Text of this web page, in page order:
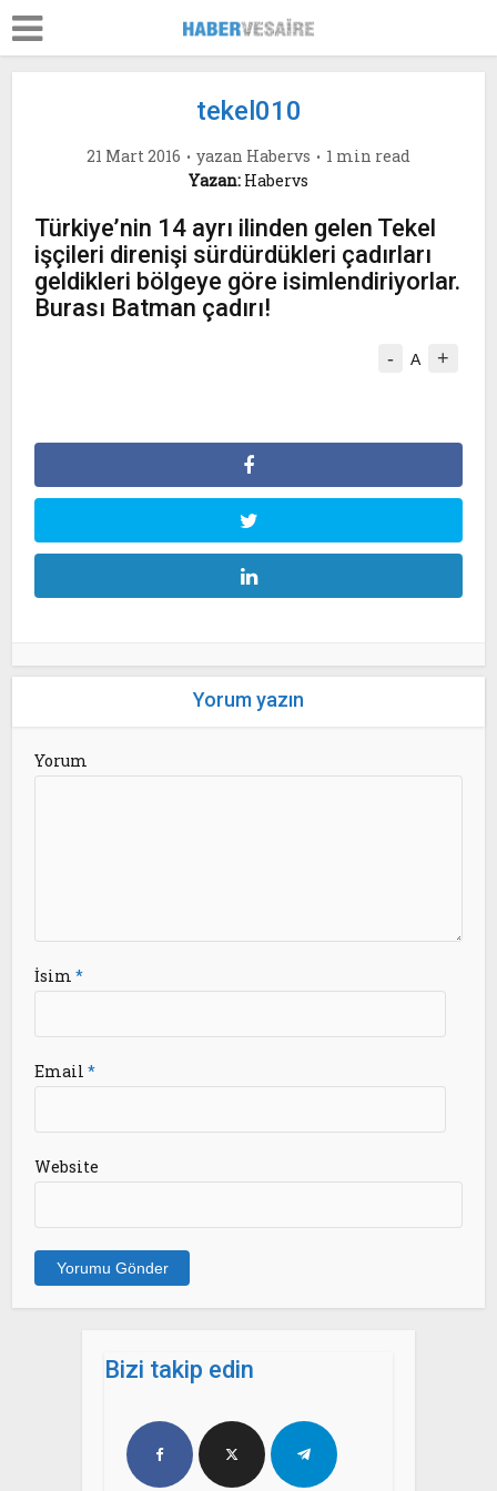
tekel010
21 Mart 2016 yazan Habervs
1 min read
Yazan: Habervs
Türkiye’nin 14 ayrı ilinden gelen Tekel
işçileri direnişi sürdürdükleri çadırları
geldikleri bölgeye göre isimlendiriyorlar.
Burası Batman çadırı!
- A +
Yorum yazın
Yorum
İsim*
Email*
Website
Bizi takip edin